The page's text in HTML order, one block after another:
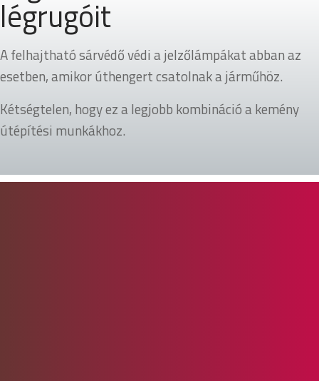
légrugóit
A felhajtható sárvédő védi a jelzőlámpákat abban az
esetben, amikor úthengert csatolnak a járműhöz.
Kétségtelen, hogy ez a legjobb kombináció a kemény
útépítési munkákhoz.